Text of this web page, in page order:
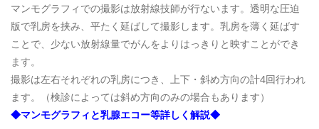
マンモグラフィでの撮影は放射線技師が行ないます。透明な圧迫
版で乳房を挟み、平たく延ばして撮影します。乳房を薄く延ばす
ことで、少ない放射線量でがんをよりはっきりと映すことができ
ます。
撮影は左右それぞれの乳房につき、上下・斜め方向の計4回行われ
ます。（検診によっては斜め方向のみの場合もあります）
◆マンモグラフィと乳腺エコー等詳しく解説◆